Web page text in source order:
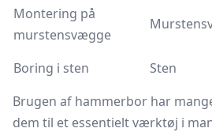
Montering på
murstensvægge
Boring i sten
Sten
Brugen af hammerbor har
dem til et essentielt værktøj i